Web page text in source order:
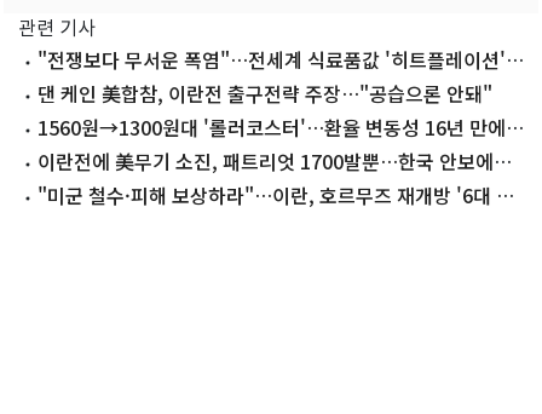
관련 기사
"전쟁보다 무서운 폭염"…전세계 식료품값 '히트플레이션'
비상댄 케인 美합참, 이란전 출구전략 주장…"공습으론 안돼"
1560원→1300원대 '롤러코스터'…환율 변동성 16년 만에
최대이란전에 美무기 소진, 패트리엇 1700발뿐…한국 안보에도
'빨간불'
"미군 철수·피해 보상하라"…이란, 호르무즈 재개방 '6대 요